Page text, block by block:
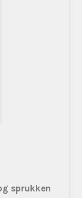
sprukken